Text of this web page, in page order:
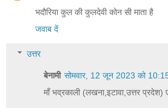
भदौरिया कुल की कुलदेवी कोन सी माता है
जवाब दें
उत्तर
बेनामी सोमवार, 12 जून 2023 को
माँ भद्रकाली (लखना,इटावा,उत्तर